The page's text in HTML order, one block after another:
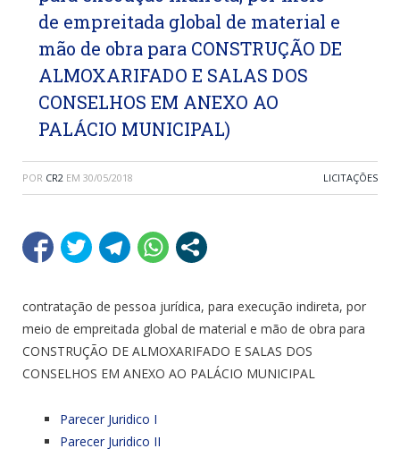
de empreitada global de material e
mão de obra para CONSTRUÇÃO DE
ALMOXARIFADO E SALAS DOS
CONSELHOS EM ANEXO AO
PALÁCIO MUNICIPAL)
POR CR2 EM 30/05/2018 LICITAÇÕES
contratação de pessoa jurídica, para execução indireta, por
meio de empreitada global de material e mão de obra para
CONSTRUÇÃO DE ALMOXARIFADO E SALAS DOS
CONSELHOS EM ANEXO AO PALÁCIO MUNICIPAL
Parecer Juridico I
Parecer Juridico II